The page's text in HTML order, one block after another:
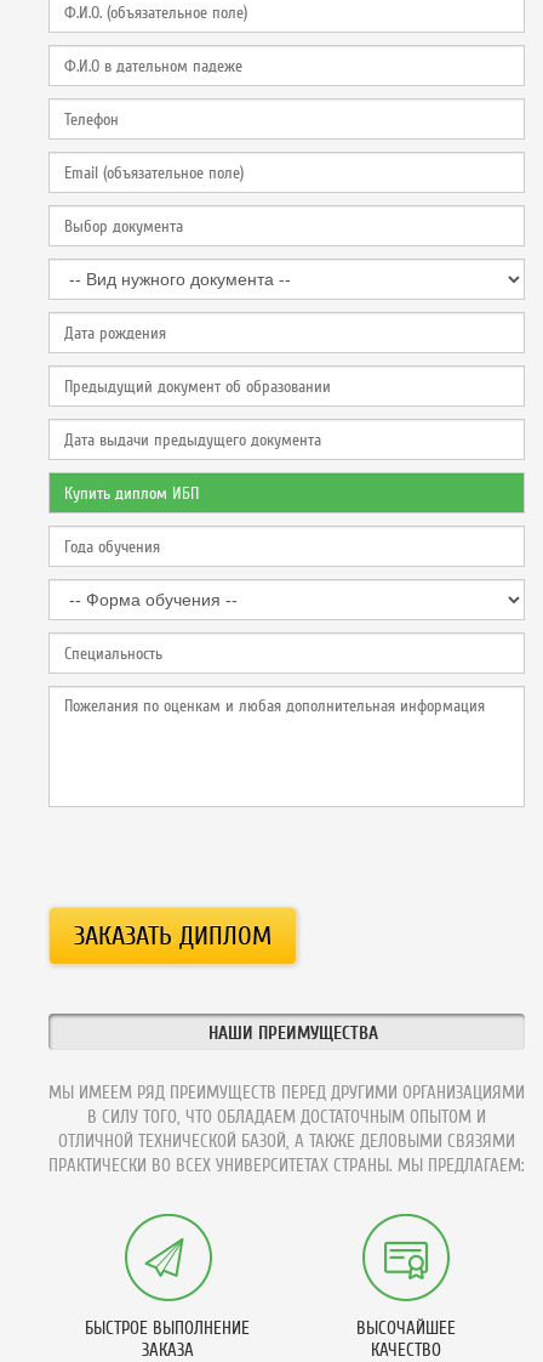
НАШИ ПРЕИМУЩЕСТВА
МЫ ИМЕЕМ РЯД ПРЕИМУЩЕСТВ ПЕРЕД ДРУГИМИ ОРГАНИЗАЦИЯМИ
В СИЛУ ТОГО, ЧТО ОБЛАДАЕМ ДОСТАТОЧНЫМ ОПЫТОМ И
ОТЛИЧНОЙ ТЕХНИЧЕСКОЙ БАЗОЙ, А ТАКЖЕ ДЕЛОВЫМИ СВЯЗЯМИ
ПРАКТИЧЕСКИ ВО ВСЕХ УНИВЕРСИТЕТАХ СТРАНЫ. МЫ ПРЕДЛАГАЕМ:
БЫСТРОЕ ВЫПОЛНЕНИЕ
ЗАКАЗА
ВЫСОЧАЙШЕЕ
КАЧЕСТВО